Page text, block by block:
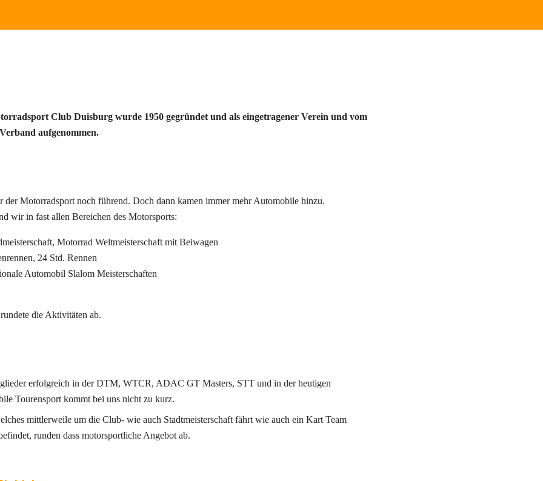
Club Duisburg wurde 1950 gegründet und als eingetragener Verein und vom
aufgenommen.
der Motorradsport noch führend. Doch dann kamen immer mehr Automobile hinzu.
wir in fast allen Bereichen des Motorsports:
Motorrad Weltmeisterschaft mit Beiwagen
24 Std. Rennen
Automobil Slalom Meisterschaften
die Aktivitäten ab.
erfolgreich in der DTM, WTCR, ADAC GT Masters, STT und in der heutigen
Tourensport kommt bei uns nicht zu kurz.
mittlerweile um die Club- wie auch Stadtmeisterschaft fährt wie auch ein Kart Team
runden dass motorsportliche Angebot ab.